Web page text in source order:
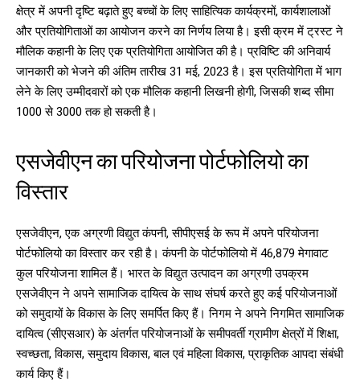
क्षेत्र में अपनी दृष्टि बढ़ाते हुए बच्चों के लिए साहित्यिक कार्यक्रमों, कार्यशालाओं
और प्रतियोगिताओं का आयोजन करने का निर्णय लिया है। इसी क्रम में ट्रस्ट ने
मौलिक कहानी के लिए एक प्रतियोगिता आयोजित की है। प्रविष्टि की अनिवार्य
जानकारी को भेजने की अंतिम तारीख 31 मई, 2023 है। इस प्रतियोगिता में भाग
लेने के लिए उम्मीदवारों को एक मौलिक कहानी लिखनी होगी, जिसकी शब्द सीमा
1000 से 3000 तक हो सकती है।
एसजेवीएन का परियोजना पोर्टफोलियो का
विस्तार
एसजेवीएन, एक अग्रणी विद्युत कंपनी, सीपीएसई के रूप में अपने परियोजना
पोर्टफोलियो का विस्तार कर रही है। कंपनी के पोर्टफोलियो में 46,879 मेगावाट
कुल परियोजना शामिल हैं। भारत के विद्युत उत्पादन का अग्रणी उपक्रम
एसजेवीएन ने अपने सामाजिक दायित्व के साथ संघर्ष करते हुए कई परियोजनाओं
को समुदायों के विकास के लिए समर्पित किए हैं। निगम ने अपने निगमित सामाजिक
दायित्व (सीएसआर) के अंतर्गत परियोजनाओं के समीपवर्ती ग्रामीण क्षेत्रों में शिक्षा,
स्वच्छता, विकास, समुदाय विकास, बाल एवं महिला विकास, प्राकृतिक आपदा संबंधी
कार्य किए हैं।